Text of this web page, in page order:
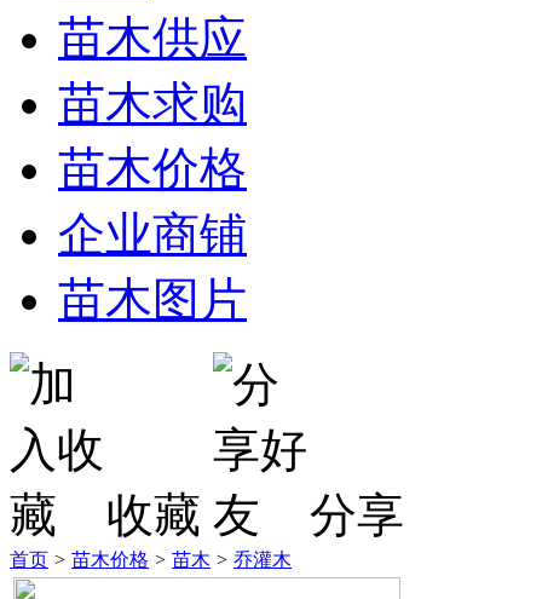
苗木供应
苗木求购
苗木价格
企业商铺
苗木图片
收藏 分享
首页 > 苗木价格 > 苗木 > 乔灌木